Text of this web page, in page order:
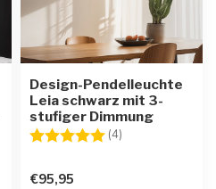
Design-Pendelleuchte
Leia schwarz mit 3-
stufiger Dimmung
Bewertung:
(4)
€95,95